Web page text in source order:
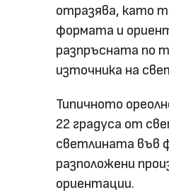
отразява, като
формата и
разпръсната по
източника на
Типичното
22 градуса от
светлината във
разположени
ориентации.